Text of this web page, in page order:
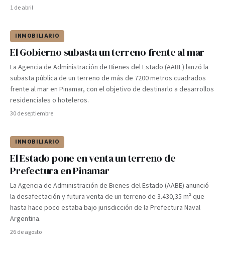
1 de abril
INMOBILIARIO
El Gobierno subasta un terreno frente al mar
La Agencia de Administración de Bienes del Estado (AABE) lanzó la
subasta pública de un terreno de más de 7200 metros cuadrados
frente al mar en Pinamar, con el objetivo de destinarlo a desarrollos
residenciales o hoteleros.
30 de septiembre
INMOBILIARIO
El Estado pone en venta un terreno de
Prefectura en Pinamar
La Agencia de Administración de Bienes del Estado (AABE) anunció
la desafectación y futura venta de un terreno de 3.430,35 m² que
hasta hace poco estaba bajo jurisdicción de la Prefectura Naval
Argentina.
26 de agosto